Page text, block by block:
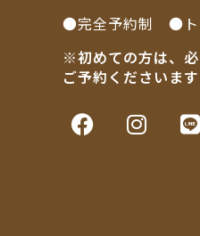
●完全予約制 ●ト
※初めての方は、
ご予約くださいま